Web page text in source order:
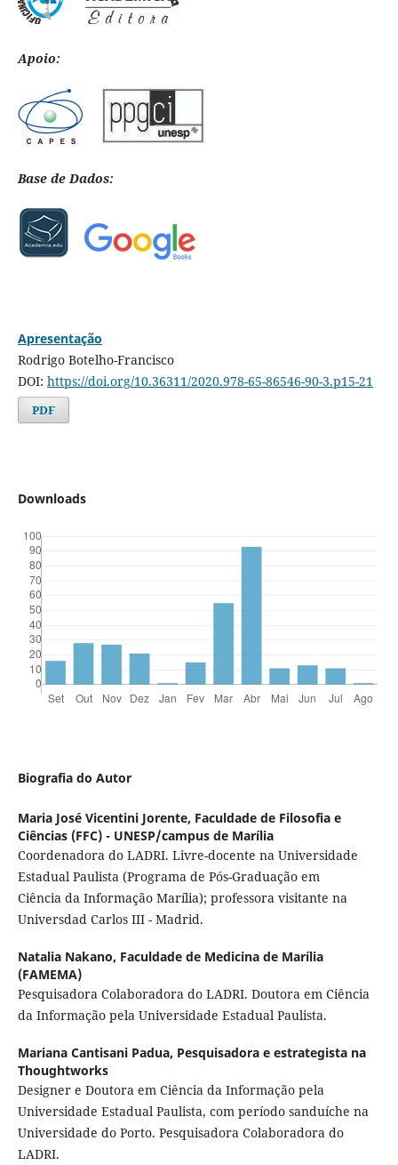
Apoio:
Base de Dados:
Apresentação
Rodrigo Botelho-Francisco
DOI: https://doi.org/10.36311/2020.978-65-86546-90-3.p15-21
PDF
Downloads
Biografia do Autor
Maria José Vicentini Jorente, Faculdade de Filosofia e
Ciências (FFC) - UNESP/campus de Marília
Coordenadora do LADRI. Livre-docente na Universidade
Estadual Paulista (Programa de Pós-Graduação em
Ciência da Informação Marília); professora visitante na
Universdad Carlos III - Madrid.
Natalia Nakano, Faculdade de Medicina de Marília
(FAMEMA)
Pesquisadora Colaboradora do LADRI. Doutora em Ciência
da Informação pela Universidade Estadual Paulista.
Mariana Cantisani Padua, Pesquisadora e estrategista na
Thoughtworks
Designer e Doutora em Ciência da Informação pela
Universidade Estadual Paulista, com período sanduíche na
Universidade do Porto. Pesquisadora Colaboradora do
LADRI.